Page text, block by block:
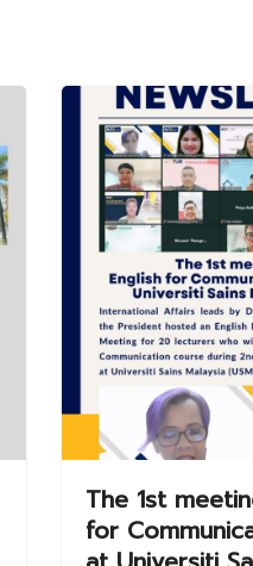
The 1st
for